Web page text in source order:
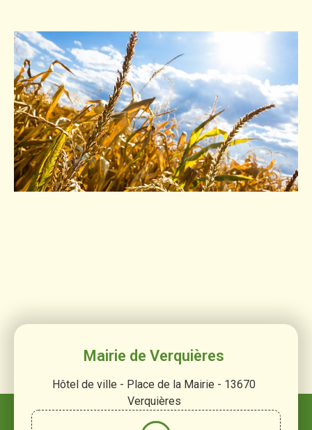
Mairie de Verquières
Hôtel de ville - Place de la Mairie - 13670
Verquières